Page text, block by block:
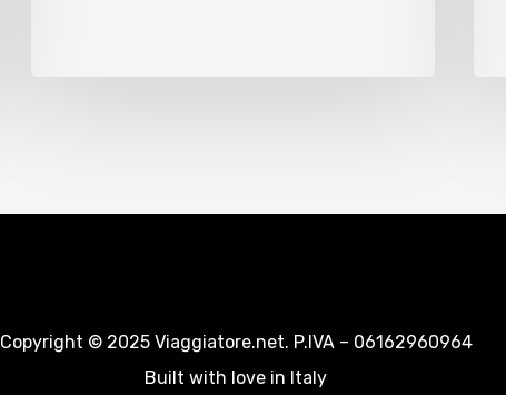
Copyright © 2025 Viaggiatore.net. P.IVA – 06162960964
Built with love in Italy